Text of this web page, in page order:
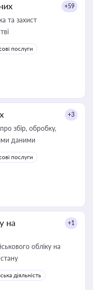
+59
та захист
послуги
+3
збір, обробку,
даними
послуги
на
+1
обліку на
діяльність